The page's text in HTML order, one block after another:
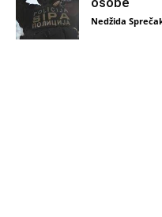
Nedžida